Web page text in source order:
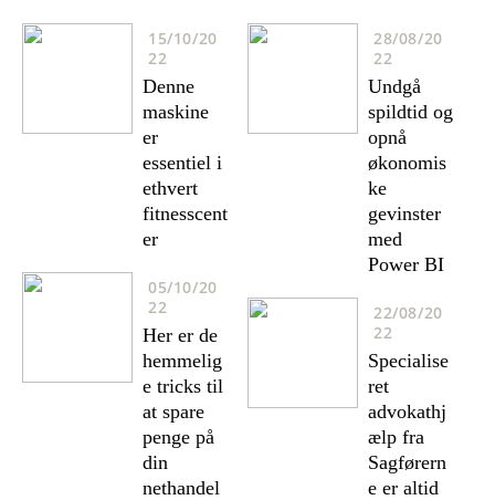
15/10/20
22
Denne
maskine
er
essentiel i
ethvert
fitnesscent
er
05/10/20
22
Her er de
hemmelig
e tricks til
at spare
penge på
din
nethandel
28/08/20
22
Undgå
spildtid og
opnå
økonomis
ke
gevinster
med
Power BI
22/08/20
22
Specialise
ret
advokathj
ælp fra
Sagførern
e er altid